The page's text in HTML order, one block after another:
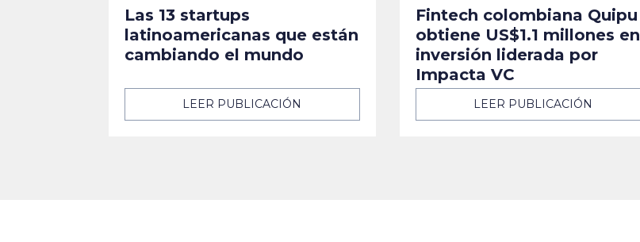
Las 13 startups
latinoamericanas que están
cambiando el mundo
LEER PUBLICACIÓN
Fintech colombiana Quipu
obtiene US$1.1 millones en
inversión liderada por
Impacta VC
LEER PUBLICACIÓN